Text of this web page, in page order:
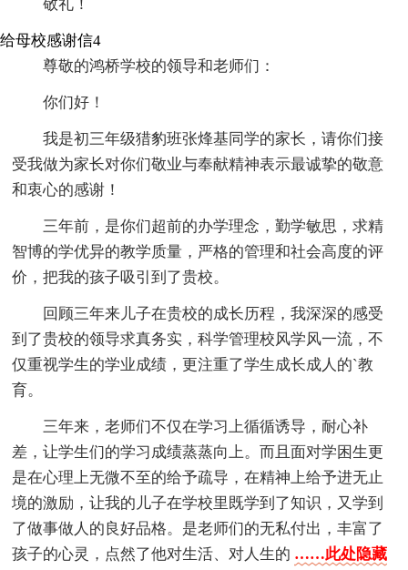
敬礼！
给母校感谢信4
尊敬的鸿桥学校的领导和老师们：
你们好！
我是初三年级猎豹班张烽基同学的家长，请你们接
受我做为家长对你们敬业与奉献精神表示最诚挚的敬意
和衷心的感谢！
三年前，是你们超前的办学理念，勤学敏思，求精
智博的学优异的教学质量，严格的管理和社会高度的评
价，把我的孩子吸引到了贵校。
回顾三年来儿子在贵校的成长历程，我深深的感受
到了贵校的领导求真务实，科学管理校风学风一流，不
仅重视学生的学业成绩，更注重了学生成长成人的`教
育。
三年来，老师们不仅在学习上循循诱导，耐心补
差，让学生们的学习成绩蒸蒸向上。而且面对学困生更
是在心理上无微不至的给予疏导，在精神上给予进无止
境的激励，让我的儿子在学校里既学到了知识，又学到
了做事做人的良好品格。是老师们的无私付出，丰富了
孩子的心灵，点然了他对生活、对人生的 ……此处隐藏